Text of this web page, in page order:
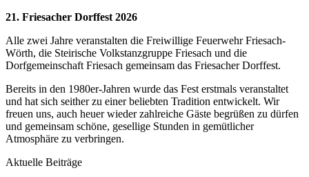
21. Friesacher Dorffest 2026
Alle zwei Jahre veranstalten die Freiwillige Feuerwehr Friesach-
Wörth, die Steirische Volkstanzgruppe Friesach und die
Dorfgemeinschaft Friesach gemeinsam das Friesacher Dorffest.
Bereits in den 1980er-Jahren wurde das Fest erstmals veranstaltet
und hat sich seither zu einer beliebten Tradition entwickelt. Wir
freuen uns, auch heuer wieder zahlreiche Gäste begrüßen zu dürfen
und gemeinsam schöne, gesellige Stunden in gemütlicher
Atmosphäre zu verbringen.
Aktuelle Beiträge